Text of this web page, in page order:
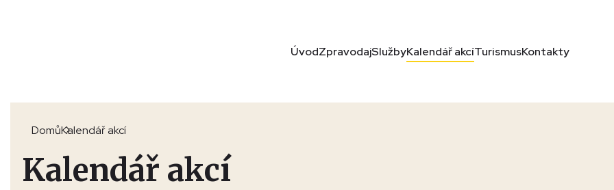
ÚvodZpravodajSlužbyKalendář akcíTurismusKontakty
DomůKalendář akcí
Kalendář akcí